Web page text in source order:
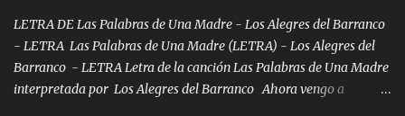
la peligro...
LETRA DE Las Palabras de Una Madre - Los Alegres del Barranco
- LETRA Las Palabras de Una Madre (LETRA) - Los Alegres del
Barranco - LETRA Letra de la canción Las Palabras de Una Madre
interpretada por Los Alegres del Barranco Ahora vengo a